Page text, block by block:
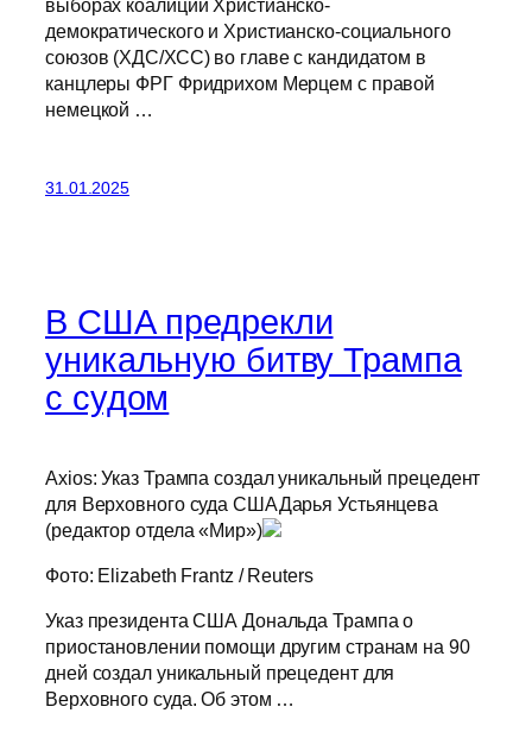
выборах коалиции Христианско-
демократического и Христианско-социального
союзов (ХДС/ХСС) во главе с кандидатом в
канцлеры ФРГ Фридрихом Мерцем с правой
немецкой …
31.01.2025
В США предрекли
уникальную битву Трампа
с судом
Axios: Указ Трампа создал уникальный прецедент
для Верховного суда СШАДарья Устьянцева
(редактор отдела «Мир»)
Фото: Elizabeth Frantz / Reuters
Указ президента США Дональда Трампа о
приостановлении помощи другим странам на 90
дней создал уникальный прецедент для
Верховного суда. Об этом …